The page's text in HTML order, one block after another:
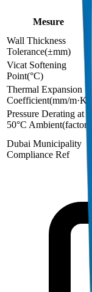
Mesure
Wall Thickness
Tolerance(±mm)
Vicat Softening
Point(°C)
Thermal Expansion
Coefficient(mm/m·K
Pressure Derating at
50°C Ambient(factor
Dubai Municipality
Compliance Ref